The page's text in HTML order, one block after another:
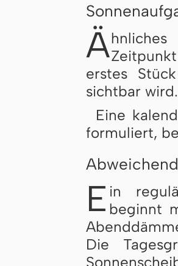
Ä
erstes
sichtbar wird.
Eine
formuliert,
E in
beginnt
Die